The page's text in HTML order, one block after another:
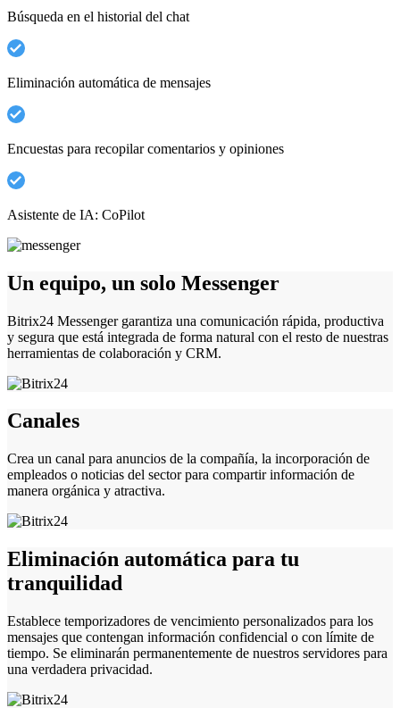
Búsqueda en el historial del chat
Eliminación automática de mensajes
Encuestas para recopilar comentarios y opiniones
Asistente de IA: CoPilot
Un equipo, un solo Messenger
Bitrix24 Messenger garantiza una comunicación rápida, productiva
y segura que está integrada de forma natural con el resto de nuestras
herramientas de colaboración y CRM.
Canales
Crea un canal para anuncios de la compañía, la incorporación de
empleados o noticias del sector para compartir información de
manera orgánica y atractiva.
Eliminación automática para tu
tranquilidad
Establece temporizadores de vencimiento personalizados para los
mensajes que contengan información confidencial o con límite de
tiempo. Se eliminarán permanentemente de nuestros servidores para
una verdadera privacidad.